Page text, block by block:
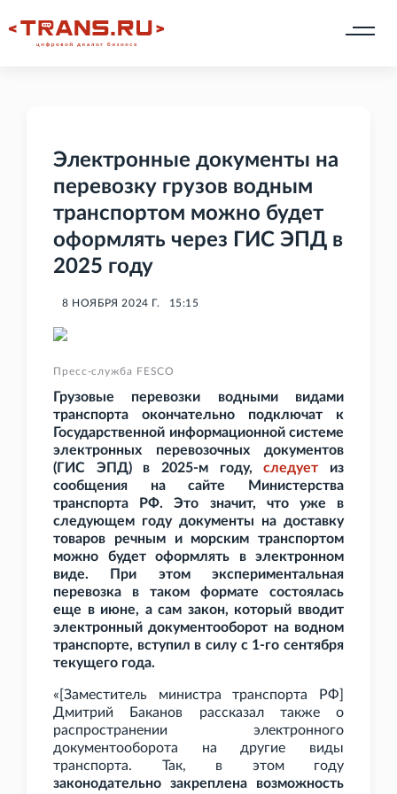
Электронные документы на
перевозку грузов водным
транспортом можно будет
оформлять через ГИС ЭПД в
2025 году
8 НОЯБРЯ 2024 Г. 15:15
Пресс-служба FESCO
Грузовые перевозки водными видами
транспорта окончательно подключат к
Государственной информационной системе
электронных перевозочных документов
(ГИС
ЭПД) в 2025-м году,следует из
сообщения на сайте Министерства
транспорта РФ. Это значит, что уже в
следующем году документы на доставку
товаров речным и морским транспортом
можно будет оформлять в электронном
виде. При этом экспериментальная
перевозка в таком формате состоялась
еще в июне, а сам закон, который вводит
электронный документооборот на водном
транспорте, вступил в силу с 1-го сентября
текущего года.
«[Заместитель министра транспорта РФ]
Дмитрий Баканов рассказал также о
распространении электронного
документооборота на другие виды
транспорта. Так, в этом году
законодательно закреплена возможность